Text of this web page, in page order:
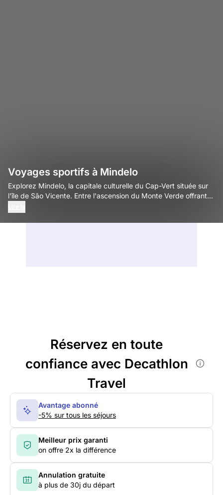
Voyages sportifs à Mindelo
Explorez Mindelo, la capitale culturelle du Cap-Vert située sur
l'île de São Vicente. Entre l'ascension du Monte Verde offrant
côtes volcaniques sauvages et les traversées en ferry vers les
sentiers escarpés de Santo Antão, vivez une aventure rythmée
Réservez en toute
confiance avec Decathlon
Travel
Avantage abonné
-5% sur tous les séjours
Meilleur prix garanti
on offre 2x la différence
Annulation gratuite
à plus de 30j du départ